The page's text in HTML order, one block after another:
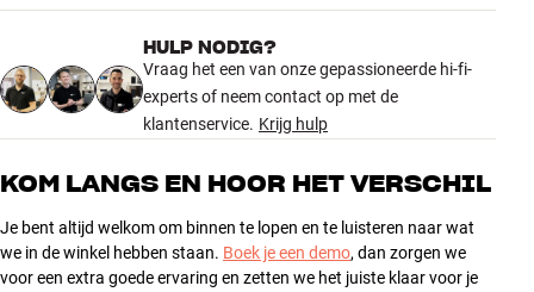
Afmetingen (verpakking)
x diepte)
Afmetingen (product)
28 x 86 x 20 cm (breedte x
hoogte x diepte)
Gemaakt van metaal
Verborgen kabelvoering voor twee kabels (stroom en netwerk)
Luidspreker bevestigd met M6-schroef (meegeleverd)
17 recensies
5 11
4 3
2
1 0
HULP NODIG?
Vraag het een van onze gepassioneerde hi-fi-
experts of neem contact op met de
klantenservice. Krijg hulp
KOM LANGS EN HOOR HET VERSCHIL
Je bent altijd welkom om binnen te lopen en te luisteren naar wat
we in de winkel hebben staan. Boek je een demo, dan zorgen we
voor een extra goede ervaring en zetten we het juiste klaar voor je